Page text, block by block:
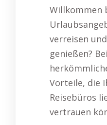
Willkommen
verreisen
genießen?
Vorteile, die
Reisebüros
vertrauen